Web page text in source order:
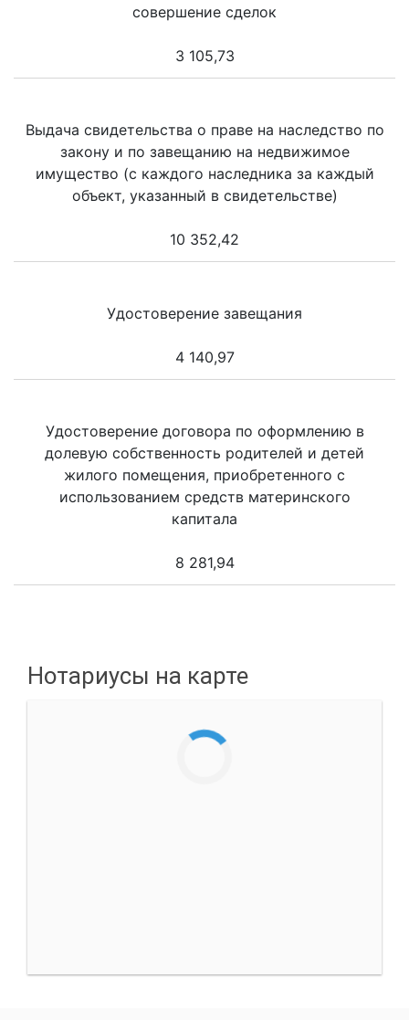
совершение сделок
3 105,73
Выдача свидетельства о праве на наследство по
закону и по завещанию на недвижимое
имущество (с каждого наследника за каждый
объект, указанный в свидетельстве)
10 352,42
Удостоверение завещания
4 140,97
Удостоверение договора по оформлению в
долевую собственность родителей и детей
жилого помещения, приобретенного с
использованием средств материнского
капитала
8 281,94
Нотариусы на карте